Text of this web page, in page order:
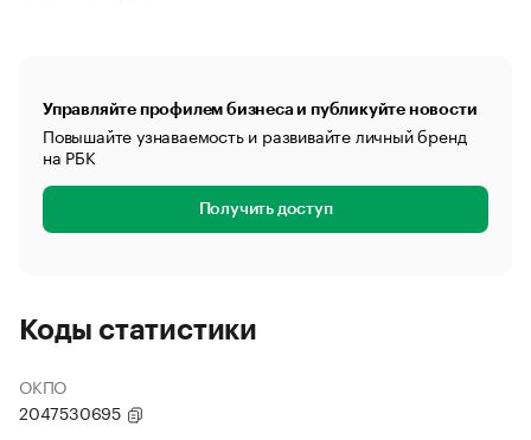
Управляйте профилем бизнеса и публикуйте новости
Повышайте узнаваемость и развивайте личный бренд
на РБК
Получить доступ
Коды статистики
ОКПО
2047530695